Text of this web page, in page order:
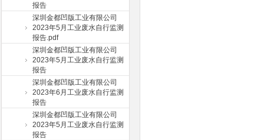
报告
深圳金都凹版工业有限公司
2023年5月工业废水自行监测
报告.pdf
深圳金都凹版工业有限公司
2023年5月工业废水自行监测
报告
深圳金都凹版工业有限公司
2023年6月工业废水自行监测
报告
深圳金都凹版工业有限公司
2023年5月工业废水自行监测
报告